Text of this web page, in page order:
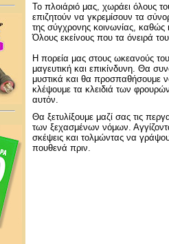
Το πλοιάριό μας, χωράει όλους
επιζητούν να γκρεμίσουν τα
της σύγχρονης κοινωνίας, καθώς
Όλους εκείνους που τα όνειρά
Η πορεία μας στους ωκεανούς
μαγευτική και επικίνδυνη. Θα
μυστικά και θα προσπαθήσουμε
κλέψουμε τα κλειδιά των
αυτόν.
Θα ξετυλίξουμε μαζί σας τις
των ξεχασμένων νόμων.
σκέψεις και τολμώντας να
πουθενά πριν.